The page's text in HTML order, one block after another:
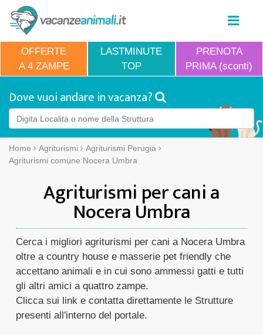
OFFERTE
A 4 ZAMPE
LASTMINUTE
TOP
PRENOTA
PRIMA (sconti)
Dove vuoi andare in vacanza?
Home Agriturismi
Agriturismi Perugia
Agriturismi comune Nocera Umbra
Agriturismi per cani a
Nocera Umbra
Cerca i migliori agriturismi per cani a Nocera Umbra
oltre a country house e masserie pet friendly che
accettano animali e in cui sono ammessi gatti e tutti
gli altri amici a quattro zampe.
Clicca sui link e contatta direttamente le Strutture
presenti all'interno del portale.